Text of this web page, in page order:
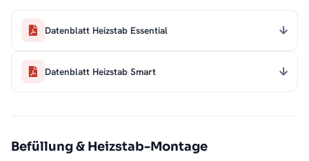
Datenblatt Heizstab Essential
Datenblatt Heizstab Smart
Befüllung & Heizstab-Montage